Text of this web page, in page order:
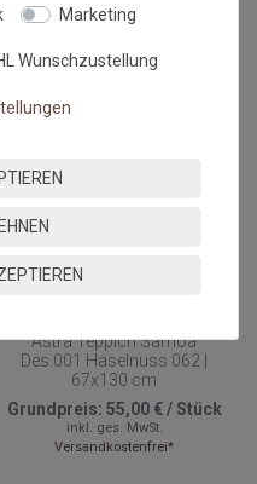
inkl. ges. MwSt.
Versandkostenfrei*
Astra Teppich Samoa
Des.001 Haselnuss 062 |
67x130 cm
Grundpreis: 55,00 €/Stück
inkl. ges. MwSt.
Versandkostenfrei*
Marketing
Wunschzustellung